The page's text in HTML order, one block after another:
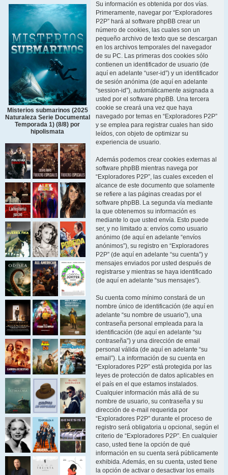
Misterios submarinos (2025
Naturaleza Serie Documental
Temporada 1) (8/8) por
hipolismata
Su información es obtenida por dos vías.
Primeramente, navegar por “Exploradores
P2P” hará al software phpBB crear un
número de cookies, las cuales son un
pequeño archivo de texto que se descargan
en los archivos temporales del navegador
de su PC. Las primeras dos cookies sólo
contienen un identificador de usuario (de
aquí en adelante “user-id”) y un identificador
de sesión anónima (de aquí en adelante
“session-id”), automáticamente asignada a
usted por el software phpBB. Una tercera
cookie se creará una vez que haya
navegado por temas en “Exploradores P2P”
y se emplea para registrar cuales han sido
leídos, con objeto de optimizar su
experiencia de usuario.
Además podemos crear cookies externas al
software phpBB mientras navega por
“Exploradores P2P”, las cuales exceden el
alcance de este documento que solamente
se refiere a las páginas creadas por el
software phpBB. La segunda vía mediante
la que obtenemos su información es
mediante lo que usted envía. Esto puede
ser, y no limitado a: envíos como usuario
anónimo (de aquí en adelante “envíos
anónimos”), su registro en “Exploradores
P2P” (de aquí en adelante “su cuenta”) y
mensajes enviados por usted después de
registrarse y mientras se haya identificado
(de aquí en adelante “sus mensajes”).
Su cuenta como mínimo constará de un
nombre único de identificación (de aquí en
adelante “su nombre de usuario”), una
contraseña personal empleada para la
identificación (de aquí en adelante “su
contraseña”) y una dirección de email
personal válida (de aquí en adelante “su
email”). La información de su cuenta en
“Exploradores P2P” está protegida por las
leyes de protección de datos aplicables en
el país en el que estamos instalados.
Cualquier información más allá de su
nombre de usuario, su contraseña y su
dirección de e-mail requerida por
“Exploradores P2P” durante el proceso de
registro será obligatoria u opcional, según el
criterio de “Exploradores P2P”. En cualquier
caso, usted tiene la opción de qué
información en su cuenta será públicamente
exhibida. Además, en su cuenta, usted tiene
la opción de activar o desactivar los emails